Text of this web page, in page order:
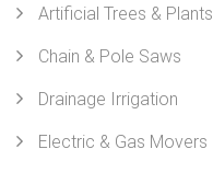
Artificial Trees & Plants
Chain & Pole Saws
Drainage Irrigation
Electric & Gas Movers